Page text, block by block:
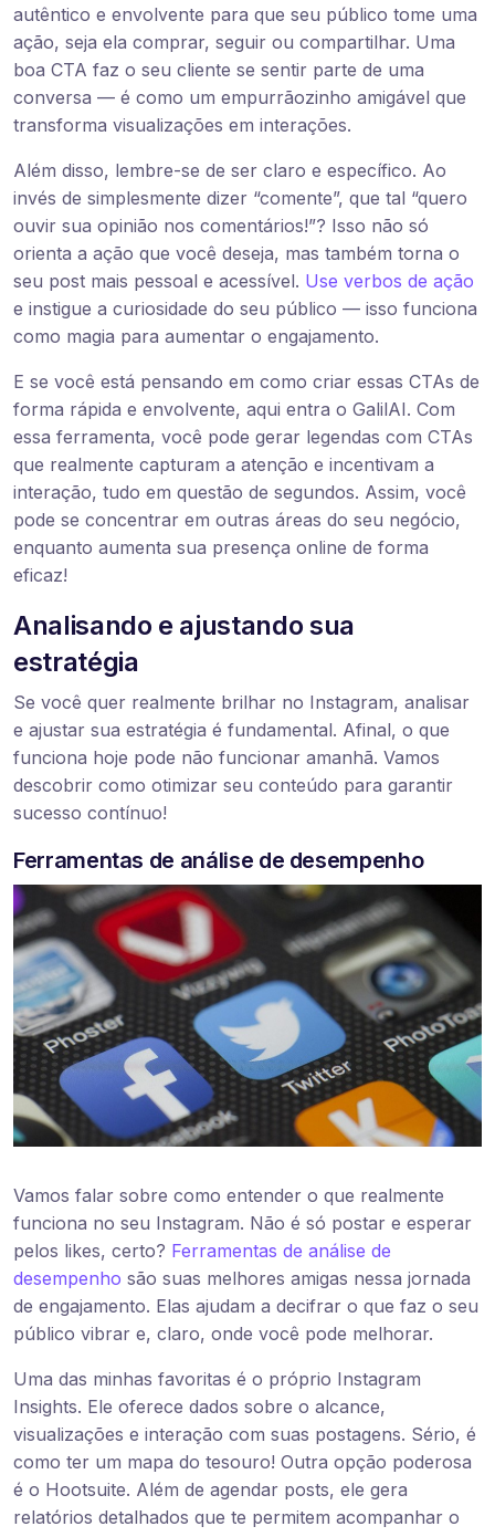
autêntico e envolvente para que seu público tome uma
ação, seja ela comprar, seguir ou compartilhar. Uma
boa CTA faz o seu cliente se sentir parte de uma
conversa — é como um empurrãozinho amigável que
transforma visualizações em interações.
Além disso, lembre-se de ser claro e específico. Ao
invés de simplesmente dizer “comente”, que tal “quero
ouvir sua opinião nos comentários!”? Isso não só
orienta a ação que você deseja, mas também torna o
seu post mais pessoal e acessível. Use verbos de ação
e instigue a curiosidade do seu público — isso funciona
como magia para aumentar o engajamento.
E se você está pensando em como criar essas CTAs de
forma rápida e envolvente, aqui entra o GalilAI. Com
essa ferramenta, você pode gerar legendas com CTAs
que realmente capturam a atenção e incentivam a
interação, tudo em questão de segundos. Assim, você
pode se concentrar em outras áreas do seu negócio,
enquanto aumenta sua presença online de forma
eficaz!
Analisando e ajustando sua
estratégia
Se você quer realmente brilhar no Instagram, analisar
e ajustar sua estratégia é fundamental. Afinal, o que
funciona hoje pode não funcionar amanhã. Vamos
descobrir como otimizar seu conteúdo para garantir
sucesso contínuo!
Ferramentas de análise de desempenho
Vamos falar sobre como entender o que realmente
funciona no seu Instagram. Não é só postar e esperar
pelos likes, certo? Ferramentas de análise de
desempenho são suas melhores amigas nessa jornada
de engajamento. Elas ajudam a decifrar o que faz o seu
público vibrar e, claro, onde você pode melhorar.
Uma das minhas favoritas é o próprio Instagram
Insights. Ele oferece dados sobre o alcance,
visualizações e interação com suas postagens. Sério, é
como ter um mapa do tesouro! Outra opção poderosa
é o Hootsuite. Além de agendar posts, ele gera
relatórios detalhados que te permitem acompanhar o